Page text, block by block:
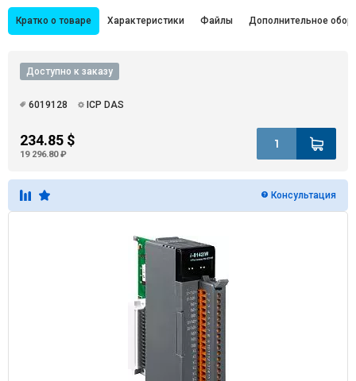
Кратко о товаре Характеристики Файлы Дополнительное
Доступно к заказу
6019128 ICP DAS
234.85 $
19 296.80 ₽
Консультация